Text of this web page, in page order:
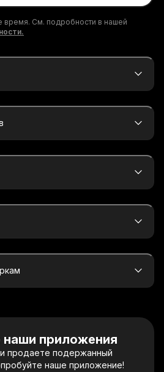
время. См. подробности в нашей
наши приложения
продаете подержанный
наше приложение!